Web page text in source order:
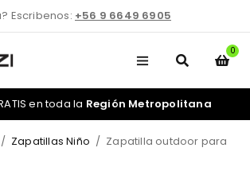
Escribenos: +56 9 6649 6905
0
en toda la Región Metropolitana
/ Zapatillas Niño / Zapatilla outdoor para